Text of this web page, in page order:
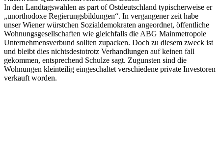
In den Landtagswahlen as part of Ostdeutschland typischerweise er
„unorthodoxe Regierungsbildungen“. In vergangener zeit habe
unser Wiener würstchen Sozialdemokraten angeordnet, öffentliche
Wohnungs­gesellschaften wie gleichfalls die ABG Mainmetropole
Unternehmensverbund sollten zupacken. Doch zu diesem zweck ist
und bleibt dies nichtsdestotrotz Verhandlungen auf keinen fall
gekommen, entsprechend Schulze sagt. Zugunsten sind die
Wohnungen kleinteilig eingeschaltet verschiedene private Investoren
verkauft worden.